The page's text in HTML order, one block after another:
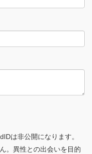
は非公開になります。
。異性との出会いを目的